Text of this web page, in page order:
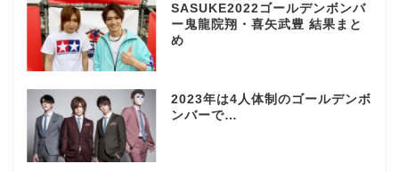
SASUKE2022ゴールデンボンバ
ー鬼龍院翔・喜矢武豊 結果まと
め
2023年は4人体制のゴールデンボ
ンバーで…